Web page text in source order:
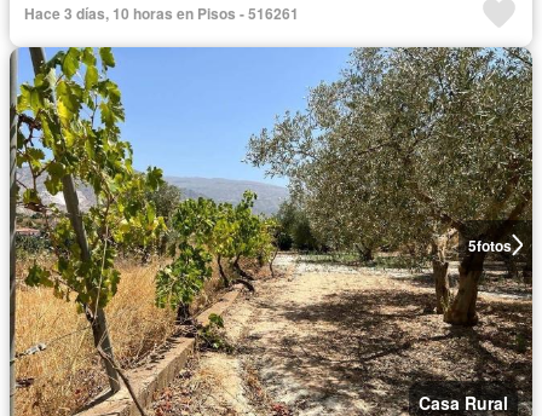
Hace 3 días, 10 horas en Pisos - 516261
5fotos
Casa Rural